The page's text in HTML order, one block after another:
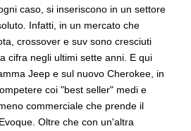
caso, si inseriscono in un settore
Infatti, in un mercato che
crossover e suv sono cresciuti
cifra negli ultimi sette anni. E qui
Jeep e sul nuovo Cherokee, in
coi "best seller" medi e
commerciale che prende il
Oltre che con un'altra